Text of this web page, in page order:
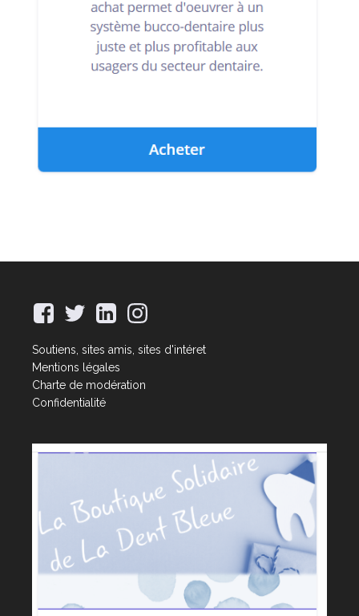
Soutiens, sites amis, sites d'intéret
Mentions légales
Charte de modération
Confidentialité